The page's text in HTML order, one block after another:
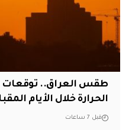
طقس العراق.. توقعات
الحرارة خلال الأيام
قبل 7 ساعات